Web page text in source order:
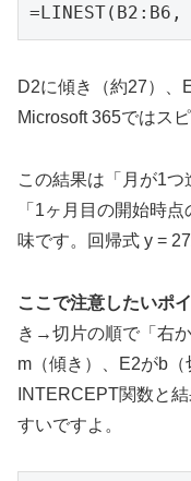
=LINEST(B2:B6,
D2に傾き（約27）、
Microsoft 365ではス
この結果は「月が1つ
「1ヶ月目の開始時
味です。回帰式 y =
ここで注意したいポ
き→切片の順で「右
m（傾き）、E2がb
INTERCEPT関数と
すいですよ。